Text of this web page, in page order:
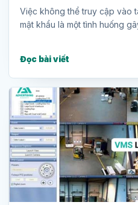
Việc không thể truy cập vào
mật khẩu là một tình huống
Đọc bài viết